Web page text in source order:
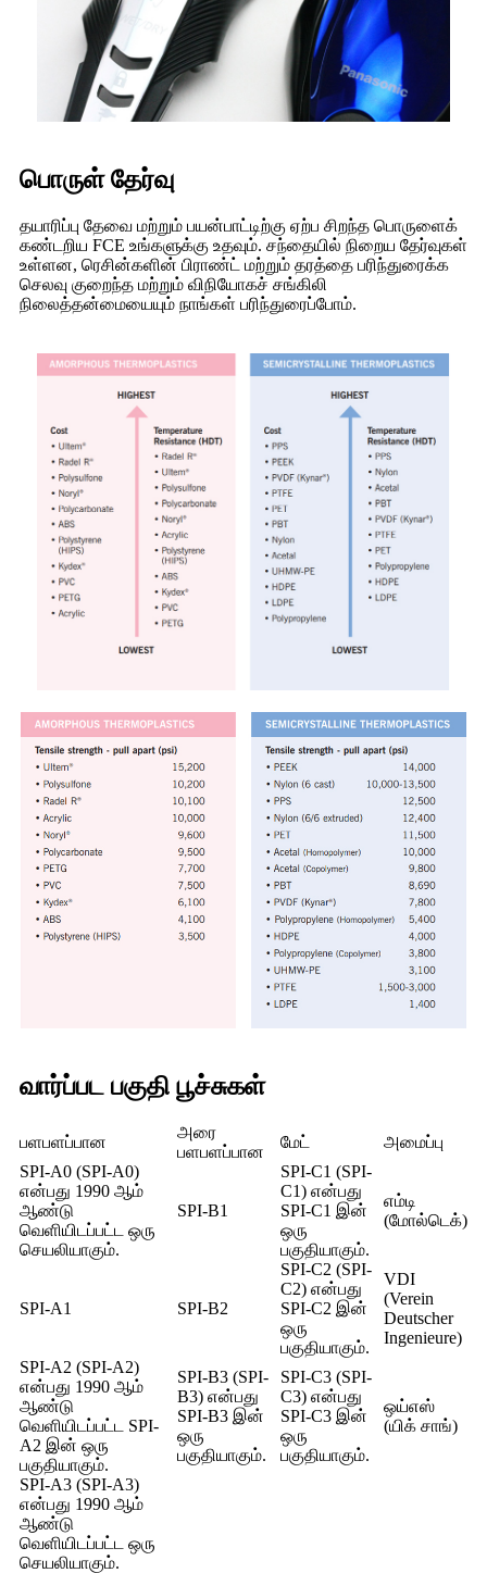
பொருள் தேர்வு
தயாரிப்பு தேவை மற்றும் பயன்பாட்டிற்கு ஏற்ப சிறந்த பொருளைக்
கண்டறிய FCE உங்களுக்கு உதவும். சந்தையில் நிறைய தேர்வுகள்
உள்ளன, ரெசின்களின் பிராண்ட் மற்றும் தரத்தை பரிந்துரைக்க
செலவு குறைந்த மற்றும் விநியோகச் சங்கிலி
நிலைத்தன்மையையும் நாங்கள் பரிந்துரைப்போம்.
வார்ப்பட பகுதி பூச்சுகள்
பளபளப்பான
அரை
பளபளப்பான
மேட்
அமைப்பு
SPI-A0 (SPI-A0)
என்பது 1990 ஆம்
ஆண்டு
வெளியிடப்பட்ட ஒரு
செயலியாகும்.
SPI-B1
SPI-C1 (SPI-
C1) என்பது
SPI-C1 இன்
ஒரு
பகுதியாகும்.
எம்டி
(மோல்டெக்)
SPI-A1 SPI-B2
SPI-C2 (SPI-
C2) என்பது
SPI-C2 இன்
ஒரு
பகுதியாகும்.
VDI
(Verein
Deutscher
Ingenieure)
SPI-A2 (SPI-A2)
என்பது 1990 ஆம்
ஆண்டு
வெளியிடப்பட்ட SPI-
A2 இன் ஒரு
பகுதியாகும்.
SPI-B3 (SPI-
B3) என்பது
SPI-B3 இன்
ஒரு
பகுதியாகும்.
SPI-C3 (SPI-
C3) என்பது
SPI-C3 இன்
ஒரு
பகுதியாகும்.
ஒய்எஸ்
(யிக் சாங்)
SPI-A3 (SPI-A3)
என்பது 1990 ஆம்
ஆண்டு
வெளியிடப்பட்ட ஒரு
செயலியாகும்.